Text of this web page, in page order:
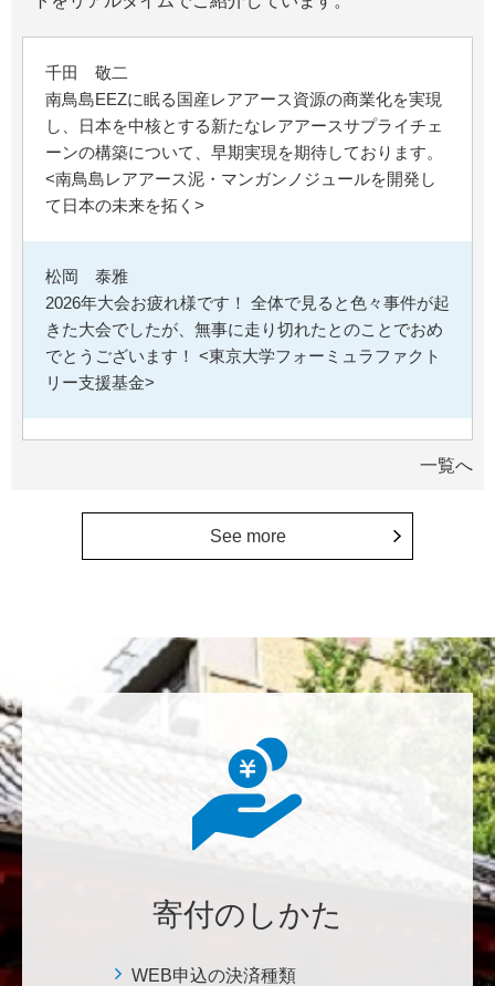
千田 敬二
南鳥島EEZに眠る国産レアアース資源の商業化を実現
し、日本を中核とする新たなレアアースサプライチェ
ーンの構築について、早期実現を期待しております。
<南鳥島レアアース泥・マンガンノジュールを開発し
て日本の未来を拓く>
松岡 泰雅
2026年大会お疲れ様です！ 全体で見ると色々事件が起
きた大会でしたが、無事に走り切れたとのことでおめ
でとうございます！ <東京大学フォーミュラファクト
リー支援基金>
まる中、専門的知見を分かりやすく伝え国民の理解向
上に貢献することこそ東大経済の社会的責務だと感
増田 尚久
ます。 <東京大学附属図書館支援プロジェクト>
植物は、実は植物同士全世界の植物で繋がっている。
る。 植物、素晴らしい。 世界の学会でも、子供たち
い。 後世、子供たちにも、３千年後も
一覧へ
See more
寄付のしかた
WEB申込の決済種類